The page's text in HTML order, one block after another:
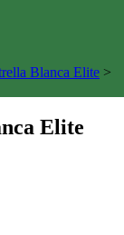
Blanca Elite >
Elite